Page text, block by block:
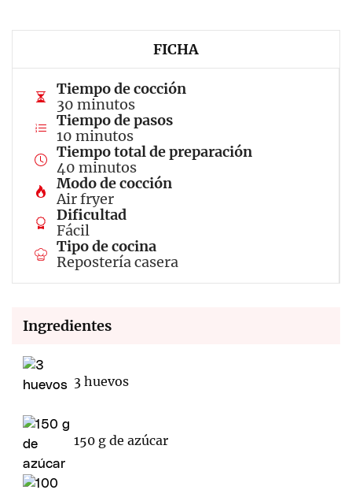
FICHA
Tiempo de cocción
30 minutos
Tiempo de pasos
10 minutos
Tiempo total de preparación
40 minutos
Modo de cocción
Air fryer
Dificultad
Fácil
Tipo de cocina
Repostería casera
Ingredientes
3 huevos
150 g de azúcar